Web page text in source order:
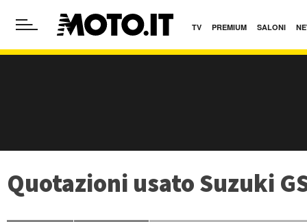
TV PREMIUM SALONI
Quotazioni usato Suzuki